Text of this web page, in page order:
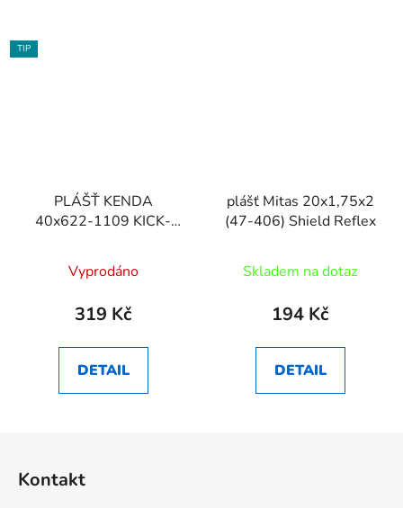
TIP
PLÁŠŤ KENDA
40x622-1109 KICK-
Vyprodáno
319 Kč
DETAIL
plášť Mitas 20x1,75x2
(47-406) Shield Reflex
Skladem na dotaz
194 Kč
DETAIL
Kontakt